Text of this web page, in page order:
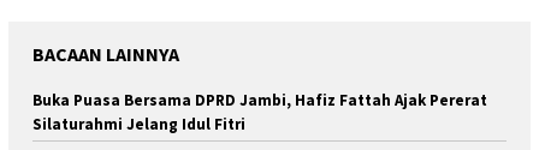
BACAAN LAINNYA
Buka Puasa Bersama DPRD Jambi, Hafiz Fattah Ajak Pererat
Silaturahmi Jelang Idul Fitri